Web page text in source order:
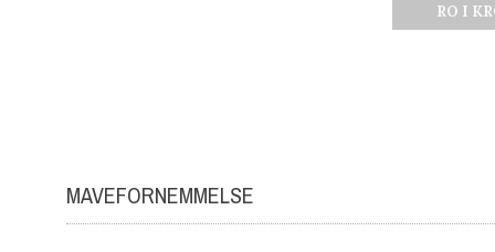
RO I
MAVEFORNEMMELSE